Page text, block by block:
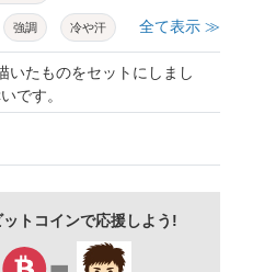
強調 冷や汗
手描き セット
音符
全て表示 ≫
いたものをセットにしまし
です。
トコインで応援しよう!